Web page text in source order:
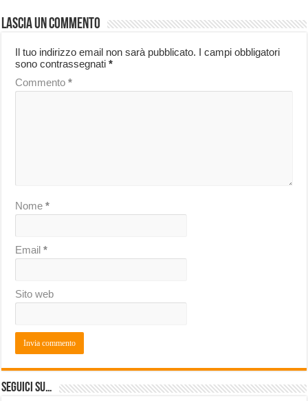
Lascia un commento
Il tuo indirizzo email non sarà pubblicato. I campi obbligatori
sono contrassegnati*
Commento*
Nome*
Email*
Sito web
Seguici su…